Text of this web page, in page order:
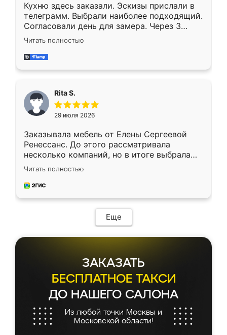
Кухню здесь заказали. Эскизы прислали в
телеграмм. Выбрали наиболее подходящий.
Согласовали день для замера. Через 3
недели кухня была уже готова. Остались
довольны работой. Спасибо Ренессанс
мебель за качественную работу!
Читать полностью
Rita S.
29 июля 2026
Заказывала мебель от Елены Сергеевой
Ренессанс. До этого рассматривала
несколько компаний, но в итоге выбрала
эту. Сначала обговорили условия, потом
приехал замерщик, всё спокойно объяснил
и снял размеры. Изготовили в срок, с
мебель сразу встала на свое место без
каких-либо доработок. Качеством осталась
довольна, все выглядит так, как и ожидала.
Читать полностью
Еще
ЗАКАЗАТЬ
БЕСПЛАТНОЕ ТАКСИ
ДО НАШЕГО САЛОНА
Из любой точки Москвы и
Московской области!